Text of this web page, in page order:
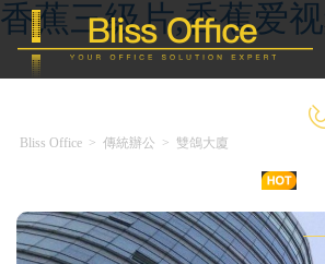
香蕉三级片,香蕉爱
Bliss Office > 傳統辦公 > 雙鴿大廈